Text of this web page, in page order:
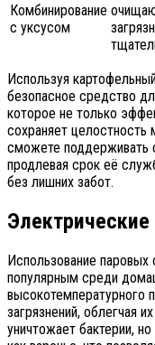
Комбинирование
с уксусом
Используя
безопасное средство
которое не только
сохраняет
сможете поддерживать
продлевая срок её
без лишних забот.
Использование паровых
популярным среди
высокотемпературного
загрязнений, облегчая
уничтожает бактерии,